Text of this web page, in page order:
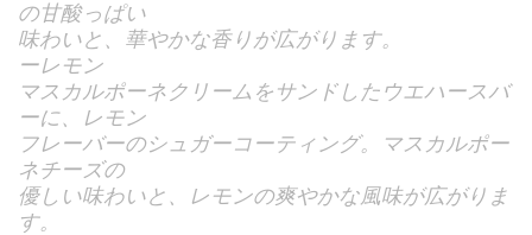
の甘酸っぱい
味わいと、華やかな香りが広がります。
ーレモン
マスカルポーネクリームをサンドしたウエハースバ
ーに、レモン
フレーバーのシュガーコーティング。マスカルポー
ネチーズの
優しい味わいと、レモンの爽やかな風味が広がりま
す。